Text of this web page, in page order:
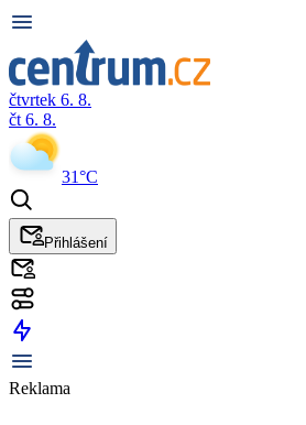
čtvrtek 6. 8.
čt 6. 8.
31°C
Přihlášení
Reklama